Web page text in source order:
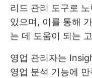
리드 관리 도구로
있으며, 이를 통해
는 데 도움이 되는
영업 관리자는
영업 분석 기능에